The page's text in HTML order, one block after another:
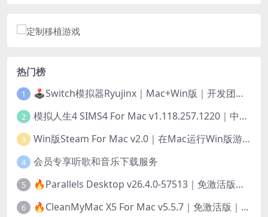
热门榜
1 🕹️Switch模拟器Ryujinx｜Mac+Win版｜开发团队已解散此乃最后的绝唱版本
2 模拟人生4 SIMS4 For Mac v1.118.257.1220｜中文原生版｜无限金币｜全100DLC
3 Win版Steam For Mac v2.0｜在Mac运行Win版游戏！｜升级GPTK4.0支持！
4 会员专享听歌和音乐下载服务
5 🔥Parallels Desktop v26.4.0-57513｜免激活版｜在Mac上安装Windows/Linux等系统[赠Windows激活]
6 🔥CleanMyMac X5 For Mac v5.5.7｜免激活版｜macOS系统优化/清理神器